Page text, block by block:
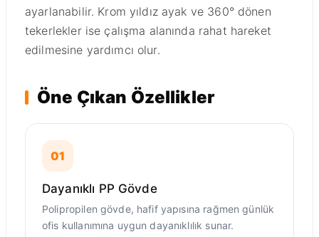
ayarlanabilir. Krom yıldız ayak ve 360° dönen
tekerlekler ise çalışma alanında rahat hareket
edilmesine yardımcı olur.
Öne Çıkan Özellikler
01
Dayanıklı PP Gövde
Polipropilen gövde, hafif yapısına rağmen günlük
ofis kullanımına uygun dayanıklılık sunar.